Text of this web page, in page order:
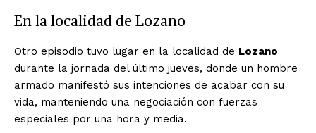
En la localidad de Lozano
Otro episodio tuvo lugar en la localidad de Lozano
durante la jornada del último jueves, donde un hombre
armado manifestó sus intenciones de acabar con su
vida, manteniendo una negociación con fuerzas
especiales por una hora y media.